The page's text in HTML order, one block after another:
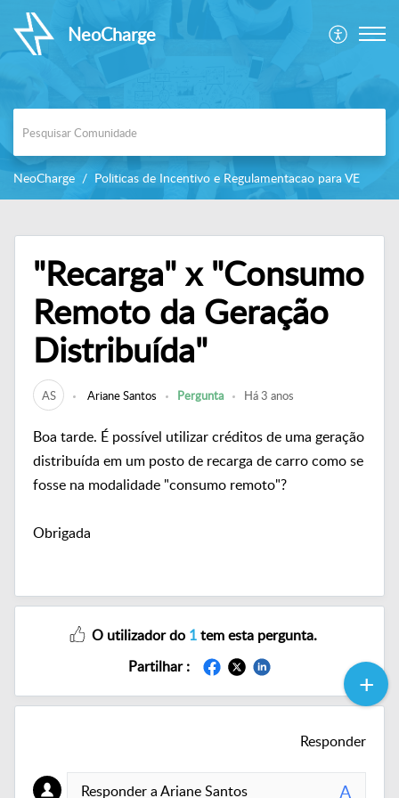
NeoCharge
NeoCharge Politicas de Incentivo e Regulamentacao para VE
"Recarga" x "Consumo
Remoto da Geração
Distribuída"
AS Ariane Santos Pergunta Há 3 anos
Boa tarde. É possível utilizar créditos de uma geração
distribuída em um posto de recarga de carro como se
fosse na modalidade "consumo remoto"?
Obrigada
O utilizador do 1tem esta pergunta.
Partilhar :
Responder
Responder a Ariane Santos A